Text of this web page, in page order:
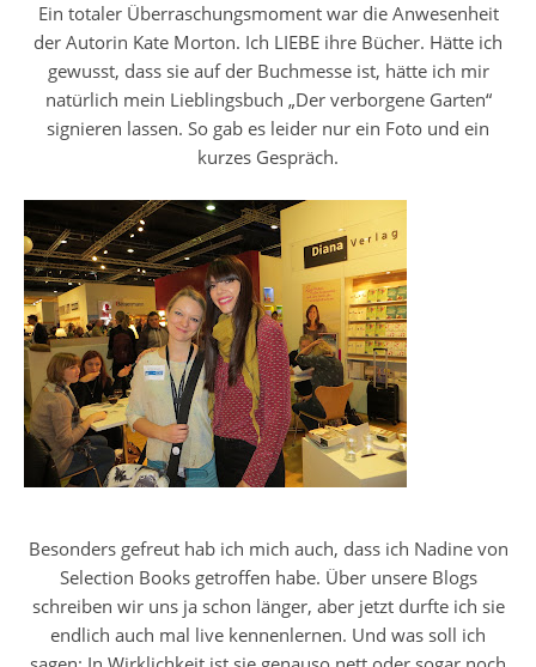
Ein totaler Überraschungsmoment war die Anwesenheit
der Autorin Kate Morton. Ich LIEBE ihre Bücher. Hätte ich
gewusst, dass sie auf der Buchmesse ist, hätte ich mir
natürlich mein Lieblingsbuch „Der verborgene Garten“
signieren lassen. So gab es leider nur ein Foto und ein
kurzes Gespräch.
Besonders gefreut hab ich mich auch, dass ich Nadine von
Selection Books getroffen habe. Über unsere Blogs
schreiben wir uns ja schon länger, aber jetzt durfte ich sie
endlich auch mal live kennenlernen. Und was soll ich